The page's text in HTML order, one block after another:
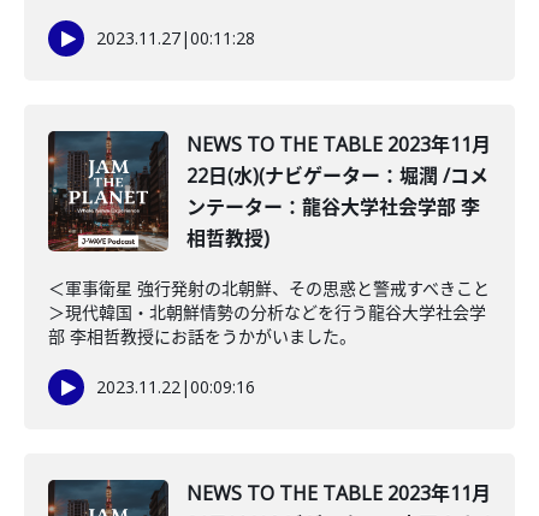
2023.11.27|00:11:28
NEWS TO THE TABLE 2023年11月
22日(水)(ナビゲーター：堀潤 /コメ
ンテーター：龍谷大学社会学部 李
相哲教授)
＜軍事衛星 強行発射の北朝鮮、その思惑と警戒すべきこと
＞現代韓国・北朝鮮情勢の分析などを行う龍谷大学社会学
部 李相哲教授にお話をうかがいました。
2023.11.22|00:09:16
NEWS TO THE TABLE 2023年11月